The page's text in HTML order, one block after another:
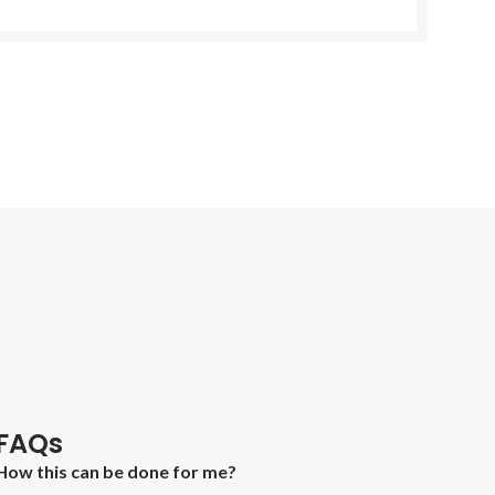
this can be done for me?